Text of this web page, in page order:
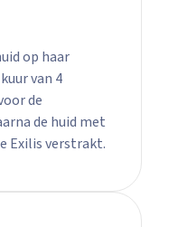
op haar
van 4
de
de huid met
Exilis verstrakt.